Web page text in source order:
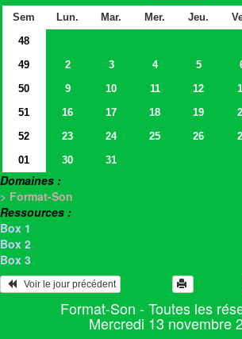
Sem Lun. Mar. Mer. Jeu.
48
49
2 3 4 5
50
9 10 11 12
51
16 17 18 19
52
23 24 25 26
01
30 31
Domaines :
> Format-Son
Ressources :
Box 1
Box 2
Box 3
   Voir le jour précédent
Format-Son - Toutes les
Mercredi 13 novembre